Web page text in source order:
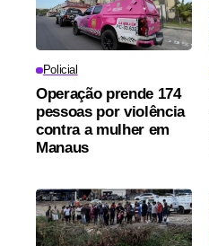
Policial
Operação prende 174
pessoas por violência
contra a mulher em
Manaus